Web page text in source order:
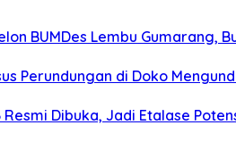
BUMDes Lembu
Perundungan di Doko
Resmi Dibuka, Jadi Etalase